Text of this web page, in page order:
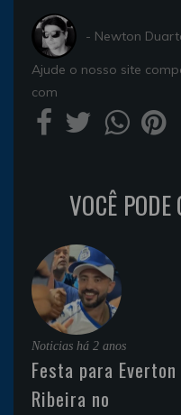
- Newton
Ajude o nosso site
com
VOCÊ
Noticias há 2 anos
Festa para Everton
Ribeira no